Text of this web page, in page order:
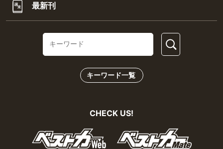
最新刊
キーワード一覧
CHECK US!